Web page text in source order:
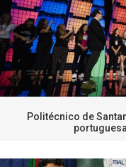
Politécnico de